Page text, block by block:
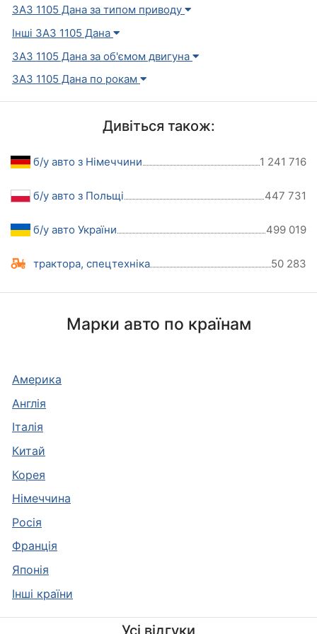
ЗАЗ 1105 Дана за типом приводу
Інші ЗАЗ 1105 Дана
ЗАЗ 1105 Дана за об'ємом двигуна
ЗАЗ 1105 Дана по рокам
Дивіться також:
б/у авто з Німеччини 1 241 716
б/у авто з Польщі 447 731
б/у авто України 499 019
трактора, спецтехніка 50 283
Марки авто по країнам
Америка
Англія
Італія
Китай
Корея
Німеччина
Росія
Франція
Японія
Інші країни
Усі відгуки